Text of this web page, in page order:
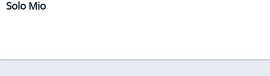
Solo Mio